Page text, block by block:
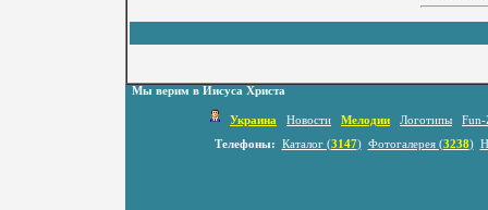
Мы верим в Иисуса Христа
Украина Новости Мелодии Логотипы
Fun-
Телефоны:
Каталог (3147) Фотогалерея (3238)